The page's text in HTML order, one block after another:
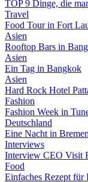
TOP 9 Dinge, die
Travel
Food Tour in Fort
Asien
Rooftop Bars in
Asien
Ein Tag in Bangkok
Asien
Hard Rock Hotel
Fashion
Fashion Week in
Deutschland
Eine Nacht in Bremen
Interviews
Interview CEO Visit
Food
Einfaches Rezept für